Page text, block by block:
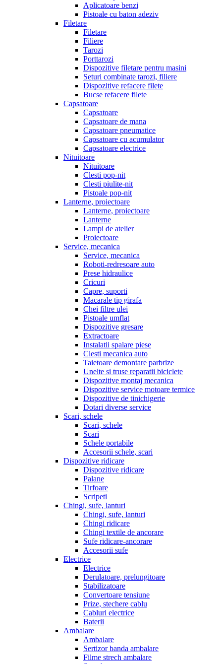
Aplicatoare benzi
Pistoale cu baton adeziv
Filetare
Filetare
Filiere
Tarozi
Porttarozi
Dispozitive filetare pentru masini
Seturi combinate tarozi, filiere
Dispozitive refacere filete
Bucse refacere filete
Capsatoare
Capsatoare
Capsatoare de mana
Capsatoare pneumatice
Capsatoare cu acumulator
Capsatoare electrice
Nituitoare
Nituitoare
Clesti pop-nit
Clesti piulite-nit
Pistoale pop-nit
Lanterne, proiectoare
Lanterne, proiectoare
Lanterne
Lampi de atelier
Proiectoare
Service, mecanica
Service, mecanica
Roboti-redresoare auto
Prese hidraulice
Cricuri
Capre, suporti
Macarale tip girafa
Chei filtre ulei
Pistoale umflat
Dispozitive gresare
Extractoare
Instalatii spalare piese
Clesti mecanica auto
Taietoare demontare parbrize
Unelte si truse reparatii biciclete
Dispozitive montaj mecanica
Dispozitive service motoare termice
Dispozitive de tinichigerie
Dotari diverse service
Scari, schele
Scari, schele
Scari
Schele portabile
Accesorii schele, scari
Dispozitive ridicare
Dispozitive ridicare
Palane
Tirfoare
Scripeti
Chingi, sufe, lanturi
Chingi, sufe, lanturi
Chingi ridicare
Chingi textile de ancorare
Sufe ridicare-ancorare
Accesorii sufe
Electrice
Electrice
Derulatoare, prelungitoare
Stabilizatoare
Convertoare tensiune
Prize, stechere cablu
Cabluri electrice
Baterii
Ambalare
Ambalare
Sertizor banda ambalare
Filme strech ambalare